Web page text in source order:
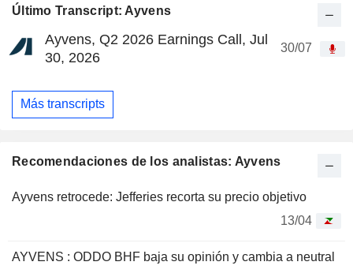
Último Transcript: Ayvens
Ayvens, Q2 2026 Earnings Call, Jul
30, 2026
30/07
Más transcripts
Recomendaciones de los analistas: Ayvens
Ayvens retrocede: Jefferies recorta su precio objetivo
13/04
AYVENS : ODDO BHF baja su opinión y cambia a neutral